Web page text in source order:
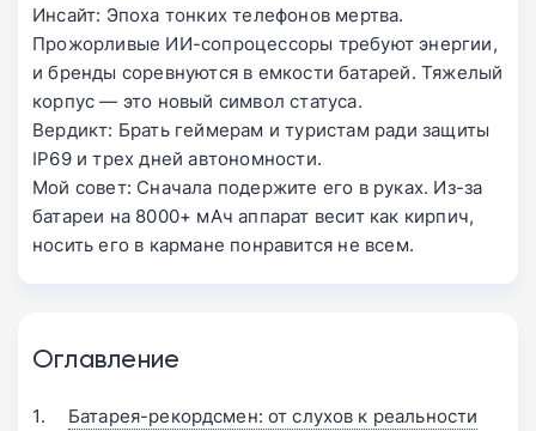
Инсайт: Эпоха тонких телефонов мертва.
Прожорливые ИИ-сопроцессоры требуют энергии,
и бренды соревнуются в емкости батарей. Тяжелый
корпус — это новый символ статуса.
Вердикт: Брать геймерам и туристам ради защиты
IP69 и трех дней автономности.
Мой совет: Сначала подержите его в руках. Из-за
батареи на 8000+ мАч аппарат весит как кирпич,
носить его в кармане понравится не всем.
Оглавление
Батарея-рекордсмен: от слухов к реальности